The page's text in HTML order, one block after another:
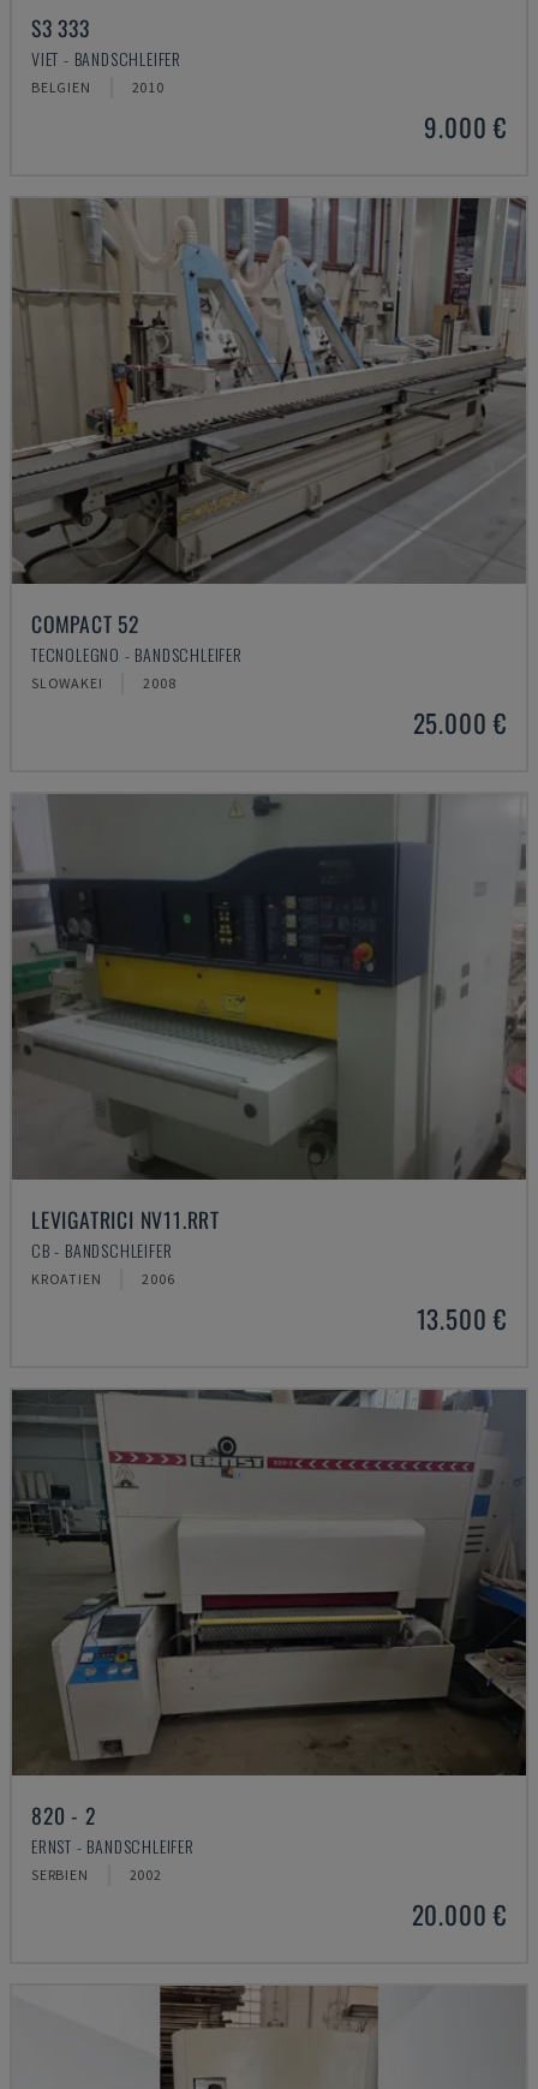
S3 333
VIET - BANDSCHLEIFER
BELGIEN 2010
9.000 €
COMPACT 52
TECNOLEGNO - BANDSCHLEIFER
SLOWAKEI 2008
25.000 €
LEVIGATRICI NV11.RRT
CB - BANDSCHLEIFER
KROATIEN 2006
13.500 €
820 - 2
ERNST - BANDSCHLEIFER
SERBIEN 2002
20.000 €